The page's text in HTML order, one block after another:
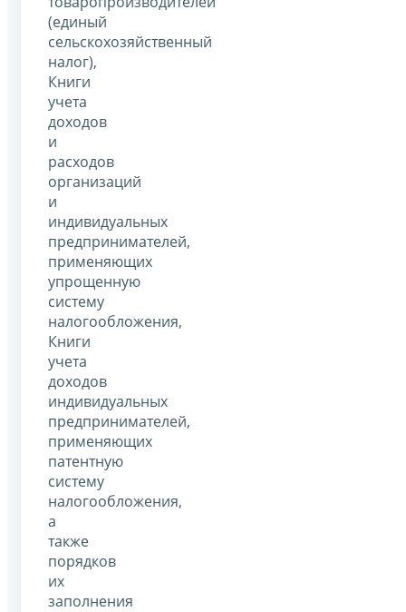
(единый
сельскохозяйственный
налог),
Книги
учета
доходов
и
расходов
организаций
и
индивидуальных
предпринимателей,
применяющих
упрощенную
систему
налогообложения,
Книги
учета
доходов
индивидуальных
предпринимателей,
применяющих
патентную
систему
налогообложения,
а
также
порядков
их
заполнения